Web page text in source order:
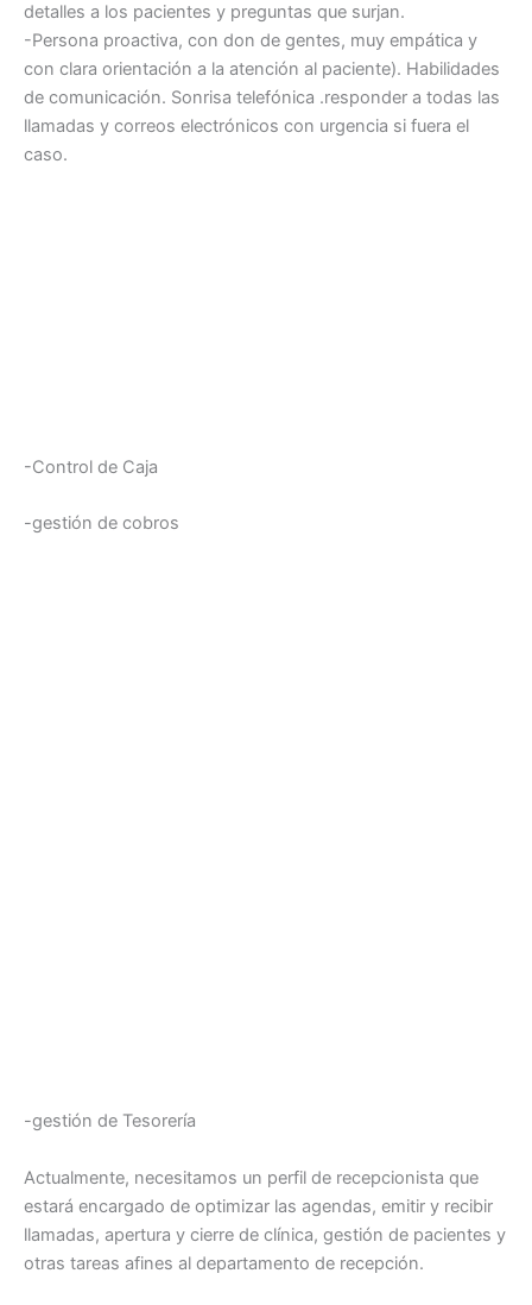
detalles a los pacientes y preguntas que surjan.
-Persona proactiva, con don de gentes, muy empática y
con clara orientación a la atención al paciente). Habilidades
de comunicación. Sonrisa telefónica .responder a todas las
llamadas y correos electrónicos con urgencia si fuera el
caso.
-Control de Caja
-gestión de cobros
-gestión de Tesorería
Actualmente, necesitamos un perfil de recepcionista que
estará encargado de optimizar las agendas, emitir y recibir
llamadas, apertura y cierre de clínica, gestión de pacientes y
otras tareas afines al departamento de recepción.